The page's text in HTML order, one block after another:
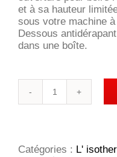
et à sa hauteur
sous votre machine
Dessous
dans une boîte.
Catégories : L'